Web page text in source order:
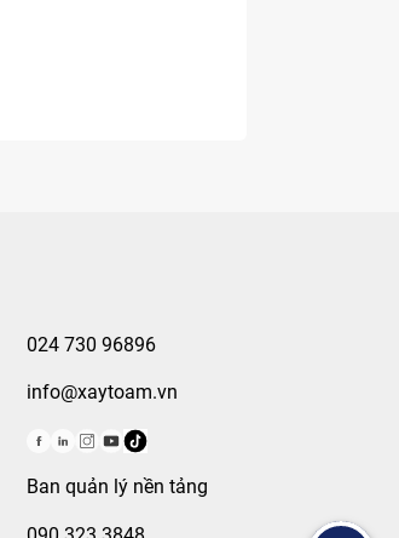
cầu của tôi nhưng với
những mong muốn này. Tôi rất
024 730 96896
info@xaytoam.vn
Ban quản lý nền tảng